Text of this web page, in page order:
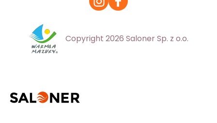
Copyright 2026 Saloner Sp. z o.o.